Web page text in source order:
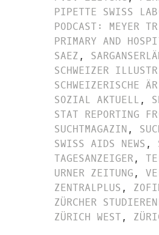
PIPETTE SWISS
PODCAST: MEYER
PRIMARY AND
SAEZ,
SCHWEIZER
SCHWEIZERISCHE
SOZIAL AKTUELL,
STAT REPORTING
SUCHTMAGAZIN,
SWISS AIDS NEWS ,
TAGESANZEIGER,
URNER ZEITUNG,
ZENTRALPLUS ,
ZÜRCHER
ZÜRICH WEST,